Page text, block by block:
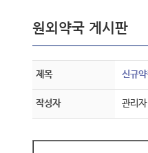
원외약국 게시판
제목 신규
작성자 관리자